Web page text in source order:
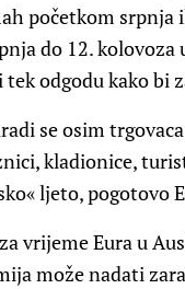
početkom srpnja
do 12.
tek odgodu kako
se osim
kladionice,
ljeto,
vrijeme Eura u
može nadati